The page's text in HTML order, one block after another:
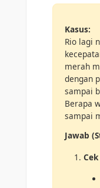
Kasus:
Rio lagi
merah
dengan
sampai
Berapa
sampai
Jawab